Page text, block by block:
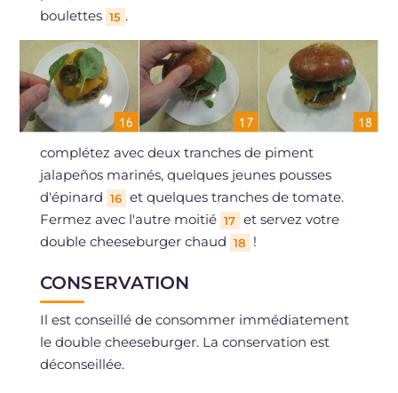
boulettes 15 .
complétez avec deux tranches de piment
jalapeños marinés, quelques jeunes pousses
d'épinard 16 et quelques tranches de tomate.
Fermez avec l'autre moitié 17 et servez votre
double cheeseburger chaud 18 !
CONSERVATION
Il est conseillé de consommer immédiatement
le double cheeseburger. La conservation est
déconseillée.